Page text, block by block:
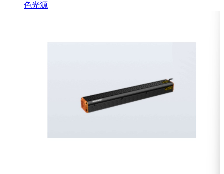
色光源